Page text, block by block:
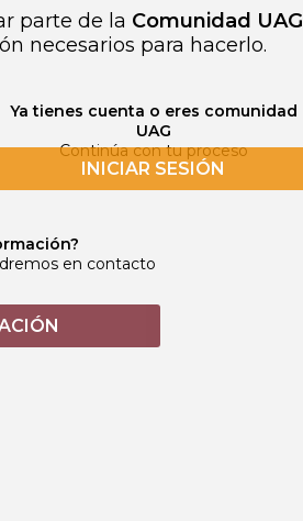
parte de la Comunidad UAG
necesarios para hacerlo.
Ya tienes cuenta o eres comunidad
UAG
Continúa con tu proceso
INICIAR SESIÓN
en contacto